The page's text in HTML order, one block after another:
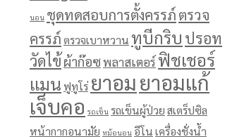
นอน ชุดทดสอบการตั้งครรภ์ตรวจ
ครรภ์ตรวจเบาหวาน ทูบีกริบ ปรอท
วัดไข้ผ้าก๊อซพลาสเตอร์ฟิชเชอร์
แมนฟูทูโร่ ยาอมยาอมแก้
เจ็บคอ รถเข็น รถเข็นผู้ป่วยสเตร็ปซิล
หน้ากากอนามัย หม้อนอน อีโนเครื่องชั่งน้ำ